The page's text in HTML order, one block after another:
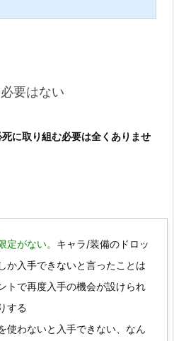
要はない
に取り組む必要は全くありませ
定がない。 キャラ/装備のドロッ
か入手できないと言ったことは
トで再度入手の機会が設けられ
する
使わないと入手できない、なん